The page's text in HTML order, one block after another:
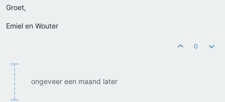
Groet,
Emiel en Wouter
0
ongeveer een maand later